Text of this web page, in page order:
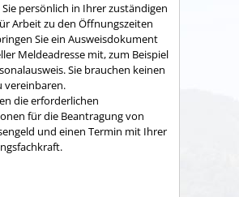
persönlich in Ihrer zuständigen
Arbeit zu den Öffnungszeiten
Sie ein Ausweisdokument
Meldeadresse mit, zum Beispiel
Sie brauchen keinen
vereinbaren.
die erforderlichen
für die Beantragung von
und einen Termin mit Ihrer